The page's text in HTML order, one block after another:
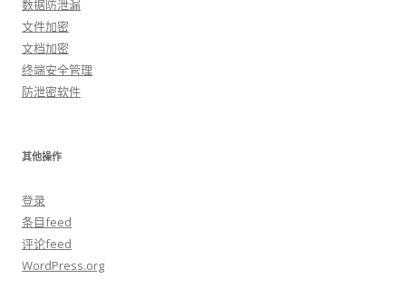
数据防泄漏
文件加密
文档加密
终端安全管理
防泄密软件
其他操作
登录
条目feed
评论feed
WordPress.org